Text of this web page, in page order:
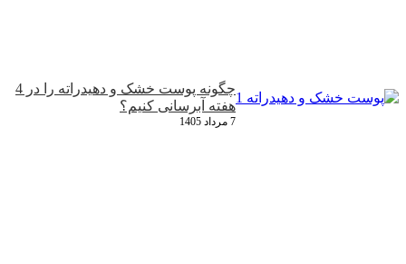
چگونه پوست خشک و دهیدراته را در 4
هفته آبرسانی کنیم؟
7 مرداد 1405